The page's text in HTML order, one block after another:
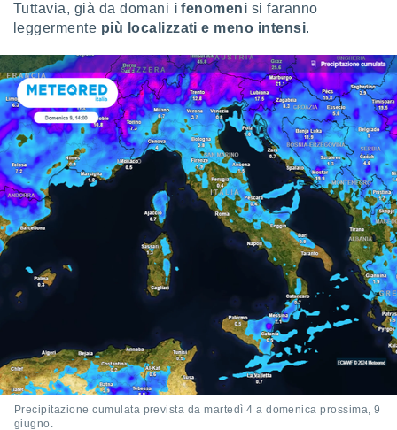
dei
su
e/o
dati
la
della
creare
la
per
profili
Tuttavia, già da domani i fenomeni si faranno
leggermente più localizzati e meno intensi.
Precipitazione cumulata prevista da martedì 4 a domenica prossima, 9
giugno.